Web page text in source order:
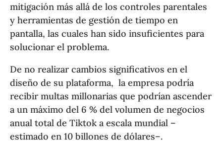
mitigación más allá de los controles parentales
y herramientas de gestión de tiempo en
pantalla, las cuales han sido insuficientes para
solucionar el problema.
De no realizar cambios significativos en el
diseño de su plataforma, la empresa podría
recibir multas millonarias que podrían ascender
a un máximo del 6 % del volumen de negocios
anual total de Tiktok a escala mundial –
estimado en 10 billones de dólares–.